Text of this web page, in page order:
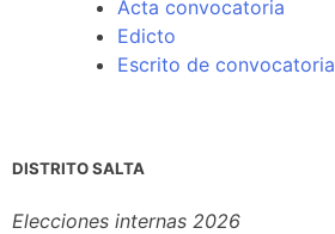
Acta convocatoria
Edicto
Escrito de convocatoria
DISTRITO SALTA
Elecciones internas 2026